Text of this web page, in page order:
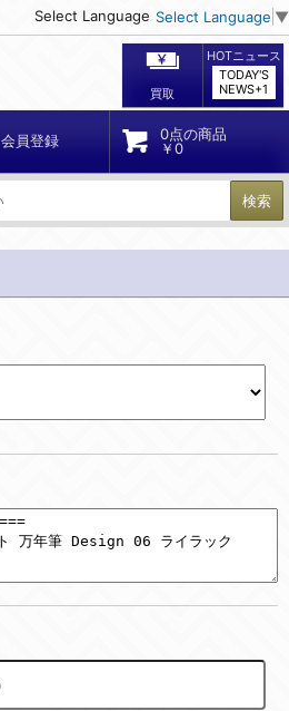
Select Language Select Language ▼
買取
HOTニュース
TODAY'S
NEWS+1
会員登録
0点の商品
￥0
検索